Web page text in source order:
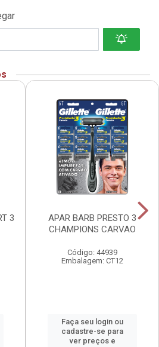
3
APAR BARB PRESTO 3
CHAMPIONS CARVAO
Código: 44939
Embalagem: CT12
Faça seu login ou
cadastre-se para
ver preços e